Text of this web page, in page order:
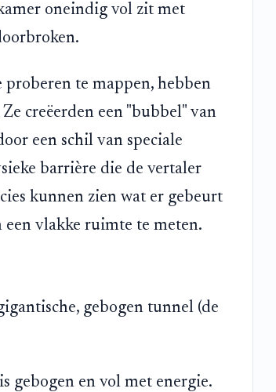
oneindig vol zit met
te mappen, hebben
creëerden een "bubbel" van
een schil van speciale
barrière die de vertaler
kunnen zien wat er gebeurt
vlakke ruimte te meten.
gebogen tunnel (de
gebogen en vol met energie.